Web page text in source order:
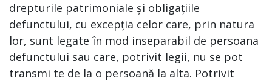
drepturile patrimoniale și obligațiile
defunctului, cu excepția celor care, prin natura
lor, sunt legate în mod inseparabil de persoana
defunctului sau care, potrivit legii, nu se pot
transmi te de la o persoană la alta. Potrivit